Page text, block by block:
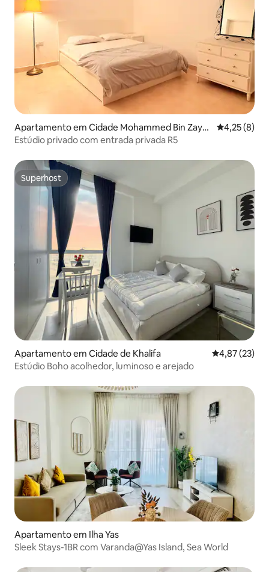
Apartamento em Cidade Mohammed Bin Zaye
d
4,25 (8)
Estúdio privado com entrada privada R5
Superhost
Superhost
Apartamento em Cidade de Khalifa Classificação
4,87 (23)
Estúdio Boho acolhedor, luminoso e arejado
Apartamento em Ilha Yas
Sleek Stays-1BR com Varanda@Yas Island, Sea World